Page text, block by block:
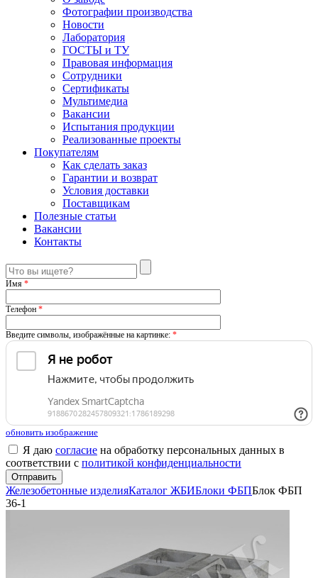
Фотографии производства
Новости
Лаборатория
ГОСТЫ и ТУ
Правовая информация
Сотрудники
Сертификаты
Мультимедиа
Вакансии
Испытания продукции
Реализованные проекты
Покупателям
Как сделать заказ
Гарантии и возврат
Условия доставки
Поставщикам
Полезные статьи
Вакансии
Контакты
Имя *
Телефон *
Введите символы, изображённые на картинке: *
обновить изображение
Я даю согласие на обработку персональных данных в
соответствии с политикой конфиденциальности
Железобетонные изделияКаталог ЖБИБлоки ФБПБлок ФБП
36-1